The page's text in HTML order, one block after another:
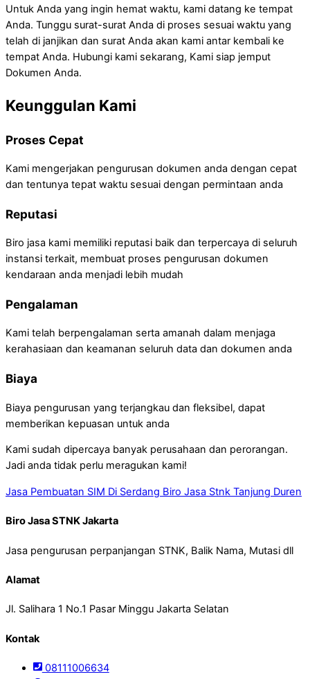
Untuk Anda yang ingin hemat waktu, kami datang ke tempat
Anda. Tunggu surat-surat Anda di proses sesuai waktu yang
telah di janjikan dan surat Anda akan kami antar kembali ke
tempat Anda. Hubungi kami sekarang, Kami siap jemput
Dokumen Anda.
Keunggulan Kami
Proses Cepat
Kami mengerjakan pengurusan dokumen anda dengan cepat
dan tentunya tepat waktu sesuai dengan permintaan anda
Reputasi
Biro jasa kami memiliki reputasi baik dan terpercaya di seluruh
instansi terkait, membuat proses pengurusan dokumen
kendaraan anda menjadi lebih mudah
Pengalaman
Kami telah berpengalaman serta amanah dalam menjaga
kerahasiaan dan keamanan seluruh data dan dokumen anda
Biaya
Biaya pengurusan yang terjangkau dan fleksibel, dapat
memberikan kepuasan untuk anda
Kami sudah dipercaya banyak perusahaan dan perorangan.
Jadi anda tidak perlu meragukan kami!
Jasa Pembuatan SIM Di Serdang Biro Jasa Stnk Tanjung Duren
Biro Jasa STNK Jakarta
Jasa pengurusan perpanjangan STNK, Balik Nama, Mutasi dll
Alamat
Jl. Salihara 1 No.1 Pasar Minggu Jakarta Selatan
Kontak
08111006634